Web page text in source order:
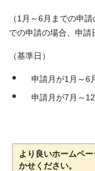
（1月～6月までの申
での申請の場合、申請
（基準日）
申請月が1月～6
申請月が7月～12
より良いホームペ
かせください。